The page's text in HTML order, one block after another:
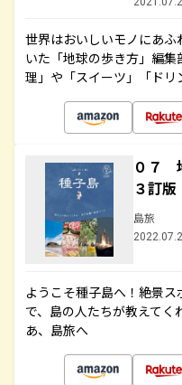
世界はおいしいモノにあ
いた「地球の歩き方」編
理」や「スイーツ」「ドリ
０７
３訂版
島旅
ようこそ種子島へ！絶景
で、島の人たちが教えて
あ、島旅へ